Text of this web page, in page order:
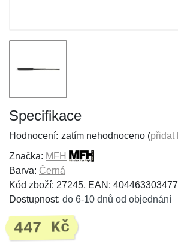
Specifikace
Hodnocení: zatím nehodnoceno (přidat
Značka: MFH
Barva: Černá
Kód zboží: 27245, EAN:
Dostupnost: do 6-10 dnů od objednání
447 Kč